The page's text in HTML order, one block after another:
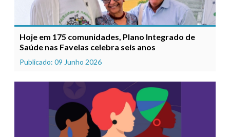
Hoje em 175 comunidades, Plano Integrado de
Saúde nas Favelas celebra seis anos
Publicado: 09 Junho 2026